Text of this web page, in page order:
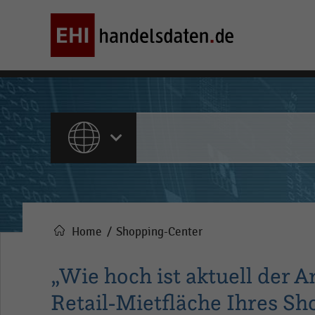
ALLE INHALTE
Pfadnavigation
Home Shopping-Center
„Wie hoch ist aktuell der
Retail-Mietfläche Ihres